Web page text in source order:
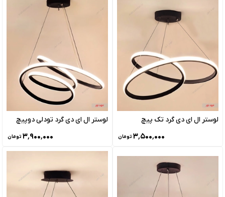
لوستر ال ای دی گرد تک پیچ
۳٬۵۰۰٬۰۰۰ تومان
لوستر ال ای دی گرد تودلی دوپیچ
۳٬۹۰۰٬۰۰۰ تومان